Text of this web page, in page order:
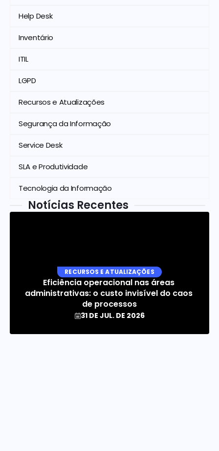
Help Desk
Inventário
ITIL
LGPD
Recursos e Atualizações
Segurança da Informação
Service Desk
SLA e Produtividade
Tecnologia da Informação
Notícias Recentes
RECURSOS E ATUALIZAÇÕES
Eficiência operacional nas áreas
administrativas: o custo invisível do caos
de processos
31 DE JUL. DE 2026